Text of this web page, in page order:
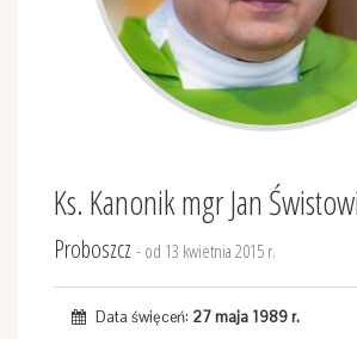
Ks. Kanonik mgr Jan
Proboszcz - od 13 kwietnia 2015 r.
Data święceń: 27 maja 1989 r.